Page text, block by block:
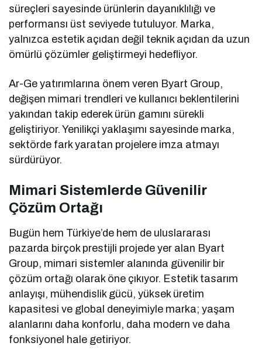
süreçleri sayesinde ürünlerin dayanıklılığı ve
performansı üst seviyede tutuluyor. Marka,
yalnızca estetik açıdan değil teknik açıdan da uzun
ömürlü çözümler geliştirmeyi hedefliyor.
Ar-Ge yatırımlarına önem veren Byart Group,
değişen mimari trendleri ve kullanıcı beklentilerini
yakından takip ederek ürün gamını sürekli
geliştiriyor. Yenilikçi yaklaşımı sayesinde marka,
sektörde fark yaratan projelere imza atmayı
sürdürüyor.
Mimari Sistemlerde Güvenilir
Çözüm Ortağı
Bugün hem Türkiye’de hem de uluslararası
pazarda birçok prestijli projede yer alan Byart
Group, mimari sistemler alanında güvenilir bir
çözüm ortağı olarak öne çıkıyor. Estetik tasarım
anlayışı, mühendislik gücü, yüksek üretim
kapasitesi ve global deneyimiyle marka; yaşam
alanlarını daha konforlu, daha modern ve daha
fonksiyonel hale getiriyor.